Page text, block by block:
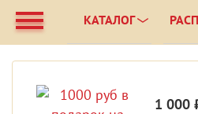
КАТАЛОГ
1 000